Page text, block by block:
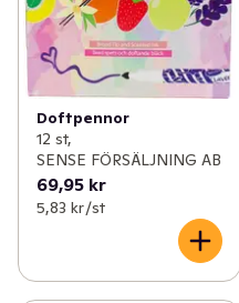
Doftpennor
12 st,
SENSE FÖRSÄLJNING AB
69,95 kr
5,83 kr /st